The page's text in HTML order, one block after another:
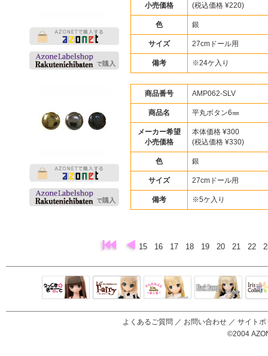
小売価格
(税込価格 ¥220)
色 銀
サイズ 27cmドール用
備考 ※24ケ入り
商品番号 AMP062-SLV
商品名 平丸ボタン6㎜
メーカー希望
小売価格
本体価格 ¥300
(税込価格 ¥330)
色 銀
サイズ 27cmドール用
備考 ※5ケ入り
15 16 17 18 19 20 21 22
よくあるご質問 ／ お問い合わせ ／ サイトポ
©2004